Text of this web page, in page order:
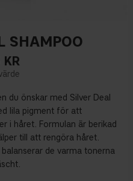
SHAMPOO
KR
du önskar med Silver Deal
lila pigment för att
i håret. Formulan är berikad
till att rengöra håret.
de varma tonerna